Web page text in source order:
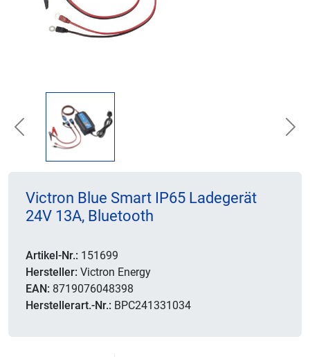
Previous
Victron Blue Smart IP65 Ladegerät
24V 13A, Bluetooth
Artikel-Nr.: 151699
Hersteller: Victron Energy
EAN: 8719076048398
Herstellerart.-Nr.: BPC241331034